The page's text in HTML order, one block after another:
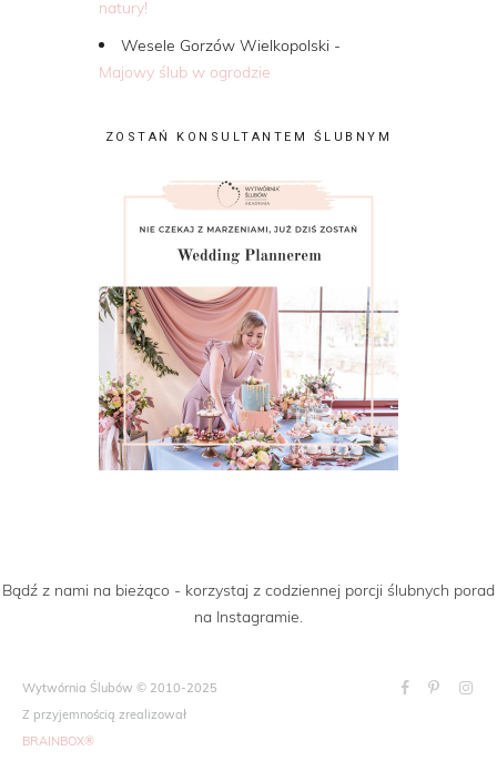
natury!
Wesele Gorzów Wielkopolski -
Majowy ślub w ogrodzie
ZOSTAŃ KONSULTANTEM ŚLUBNYM
Bądź z nami na bieżąco - korzystaj z codziennej porcji ślubnych porad
na Instagramie.
Wytwórnia Ślubów © 2010-2025
Z przyjemnością zrealizował
BRAINBOX®